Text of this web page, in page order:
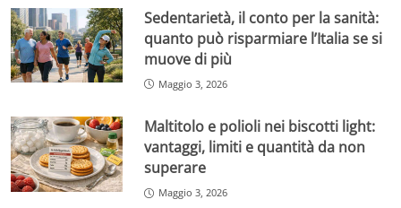
Sedentarietà, il conto per la sanità:
quanto può risparmiare l’Italia se si
muove di più
Maggio 3, 2026
Maltitolo e polioli nei biscotti light:
vantaggi, limiti e quantità da non
superare
Maggio 3, 2026